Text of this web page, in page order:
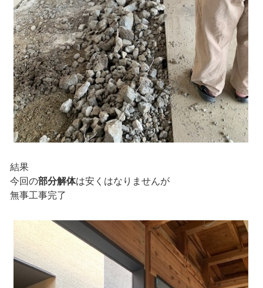
結果
今回の部分解体は安くはなりませんが
無事工事完了